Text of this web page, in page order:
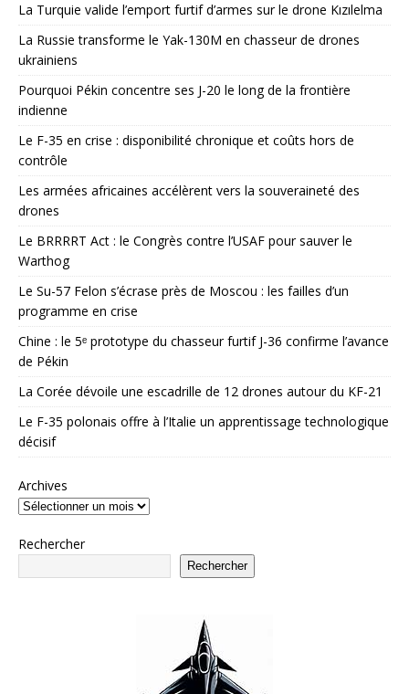
La Turquie valide l’emport furtif d’armes sur le drone Kızılelma
La Russie transforme le Yak-130M en chasseur de drones
ukrainiens
Pourquoi Pékin concentre ses J-20 le long de la frontière
indienne
Le F-35 en crise : disponibilité chronique et coûts hors de
contrôle
Les armées africaines accélèrent vers la souveraineté des
drones
Le BRRRRT Act : le Congrès contre l’USAF pour sauver le
Warthog
Le Su-57 Felon s’écrase près de Moscou : les failles d’un
programme en crise
Chine : le 5ᵉ prototype du chasseur furtif J-36 confirme l’avance
de Pékin
La Corée dévoile une escadrille de 12 drones autour du KF-21
Le F-35 polonais offre à l’Italie un apprentissage technologique
décisif
Archives
Rechercher
Rechercher